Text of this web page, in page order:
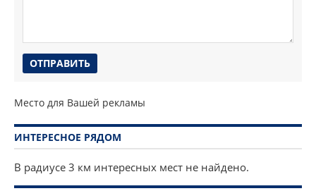
Место для Вашей рекламы
ИНТЕРЕСНОЕ РЯДОМ
В радиусе 3 км интересных мест не найдено.